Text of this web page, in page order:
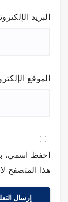
البريد
الموقع
احفظ اسمي،
هذا المتصفح